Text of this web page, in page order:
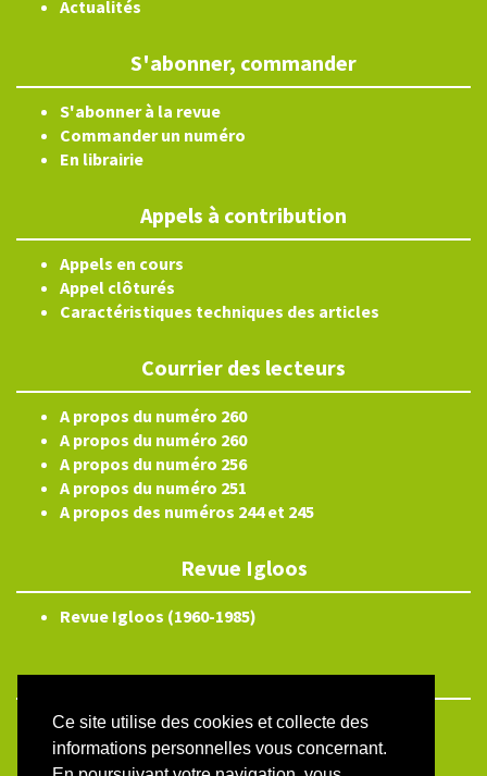
Ce site utilise des cookies et collecte des
informations personnelles vous concernant.
Actualités
S'abonner, commander
S'abonner à la revue
Commander un numéro
En librairie
Appels à contribution
Appels en cours
Appel clôturés
Caractéristiques techniques des articles
Courrier des lecteurs
A propos du numéro 260
A propos du numéro 260
A propos du numéro 256
A propos du numéro 251
A propos des numéros 244 et 245
Revue Igloos
Revue Igloos (1960-1985)
ISSN électronique 2804-3359
Plan du site